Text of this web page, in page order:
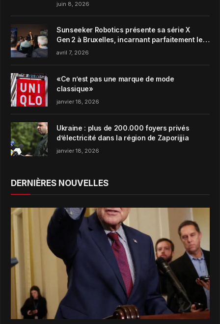
juin 8, 2026
Sunseeker Robotics présente sa série X
Gen 2 à Bruxelles, incarnant parfaitement le
concept de Garden Harmony de la marque
avril 7, 2026
«Ce n’est pas une marque de mode
classique»
janvier 18, 2026
Ukraine : plus de 200.000 foyers privés
d’électricité dans la région de Zaporijjia
janvier 18, 2026
DERNIÈRES NOUVELLES